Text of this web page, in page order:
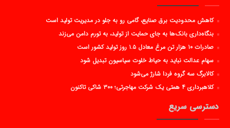
کاهش محدودیت برق صنایع، گامی رو به جلو در مدیریت تولید است
بنگاه‌داری بانک‌ها به جای حمایت از تولید، به تورم دامن می‌زند
صادرات ۱۰ هزار تن مرغ معادل ۱.۵ روز تولید کشور است
سهام عدالت نباید به حیاط خلوت سیاسیون تبدیل شود
کالابرگ سه گروه فردا شارژ می‌شود
کلاهبرداری ۴ همتی یک شرکت مهاجرتی؛ ۳۰۰ شاکی تاکنون
دسترسی سریع